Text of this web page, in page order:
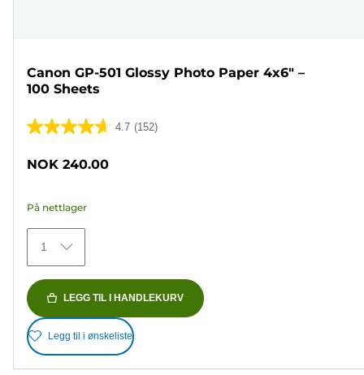
Canon GP-501 Glossy Photo Paper 4x6" –
100 Sheets
4.7 (152)
4.7
152
omtaler
NOK 240.00
På nettlager
1
LEGG TIL I HANDLEKURV
Legg til i ønskeliste